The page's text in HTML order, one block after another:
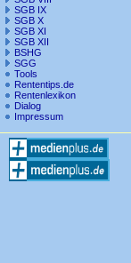
SGB IX
SGB X
SGB XI
SGB XII
BSHG
SGG
Tools
Rententips.de
Rentenlexikon
Dialog
Impressum